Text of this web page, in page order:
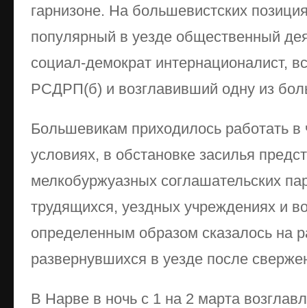
гарнизоне. На большевистских
популярный в уезде общественный
социал-демократ интернационалист,
РСДРП(б) и возглавивший одну из
Большевикам приходилось работать
условиях, в обстановке засилья
мелкобуржуазных соглашательских
трудящихся, уездных учреждениях и
определенным образом сказалось на
развернувшихся в уезде после
В Нарве в ночь с 1 на 2 марта